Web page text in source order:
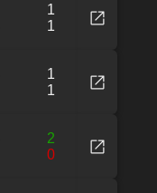
1
1
1
1
2
0